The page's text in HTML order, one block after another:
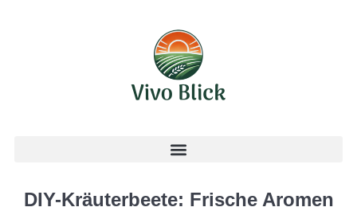
DIY-Kräuterbeete: Frische Aromen